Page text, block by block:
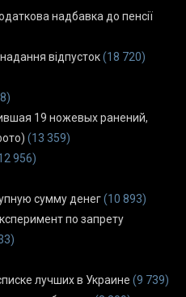
надбавка до пенсії
відпусток(18 720)
19 ножевых ранений,
(13 359)
956)
сумму денег(10 893)
по запрету
лучших в Украине (9 739)